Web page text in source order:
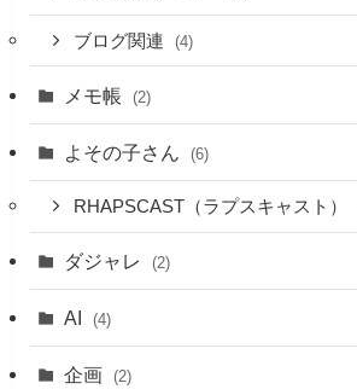
ブログ関連 (4)
メモ帳 (2)
よその子さん (6)
RHAPSCAST（ラプスキャスト）
ダジャレ (2)
AI (4)
企画 (2)